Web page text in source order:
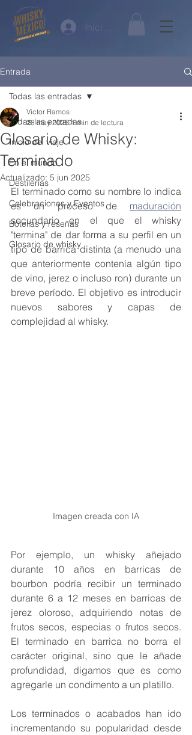
Iniciar sesión
Entrada
Todas las entradas
Inicio del viaje
En el mundo
Destilerías
Celebraciones y Eventos
Botellas y reseñas
Glosario de whisky
Todas las entradas
Glosario de Whisky:
Terminado
Victor Ramos
28 may 2025 1 min de lectura
Actualizado: 5 jun 2025
El terminado como su nombre lo indica
es un proceso de maduración
secundario en el que el whisky
"termina" de dar forma a su perfil en un
tipo de barrica distinta (a menudo una
que anteriormente contenía algún tipo
de vino, jerez o incluso ron) durante un
breve período. El objetivo es introducir
nuevos sabores y capas de
complejidad al whisky.
Imagen creada con IA
Por ejemplo, un whisky añejado
durante 10 años en barricas de
bourbon podría recibir un terminado
durante 6 a 12 meses en barricas de
jerez oloroso, adquiriendo notas de
frutos secos, especias o frutos secos.
El terminado en barrica no borra el
carácter original, sino que le añade
profundidad, digamos que es como
agregarle un condimento a un platillo.
Los terminados o acabados han ido
incrementando su popularidad desde